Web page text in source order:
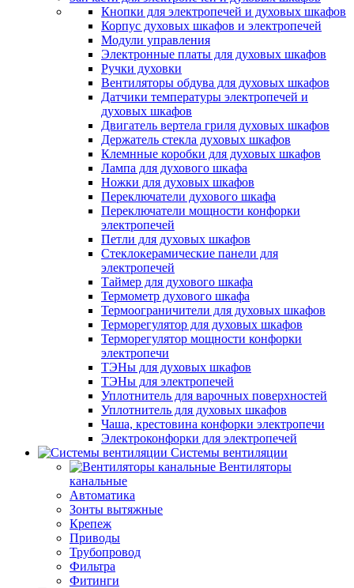
Кнопки для электропечей и духовых шкафов
Корпус духовых шкафов и электропечей
Модули управления
Электронные платы для духовых шкафов
Ручки духовки
Вентиляторы обдува для духовых шкафов
Датчики температуры электропечей и
духовых шкафов
Двигатель вертела гриля духовых шкафов
Держатель стекла духовых шкафов
Клемнные коробки для духовых шкафов
Лампа для духового шкафа
Ножки для духовых шкафов
Переключатели духового шкафа
Переключатели мощности конфорки
электропечей
Петли для духовых шкафов
Стеклокерамические панели для
электропечей
Таймер для духового шкафа
Термометр духового шкафа
Термоограничители для духовых шкафов
Терморегулятор для духовых шкафов
Терморегулятор мощности конфорки
электропечи
ТЭНы для духовых шкафов
ТЭНы для электропечей
Уплотнитель для варочных поверхностей
Уплотнитель для духовых шкафов
Чаша, крестовина конфорки электропечи
Электроконфорки для электропечей
Системы вентиляции
Вентиляторы
канальные
Автоматика
Зонты вытяжные
Крепеж
Приводы
Трубопровод
Фильтра
Фитинги